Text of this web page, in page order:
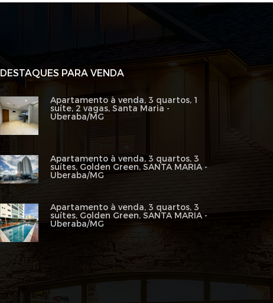
DESTAQUES PARA VENDA
Apartamento à venda, 3 quartos, 1
suíte, 2 vagas, Santa Maria -
Uberaba/MG
Apartamento à venda, 3 quartos, 3
suítes, Golden Green, SANTA MARIA -
Uberaba/MG
Apartamento à venda, 3 quartos, 3
suítes, Golden Green, SANTA MARIA -
Uberaba/MG